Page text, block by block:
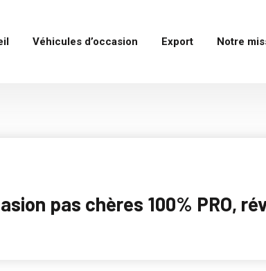
Véhicules d’occasion Export Notre
pas chères 100% PRO,